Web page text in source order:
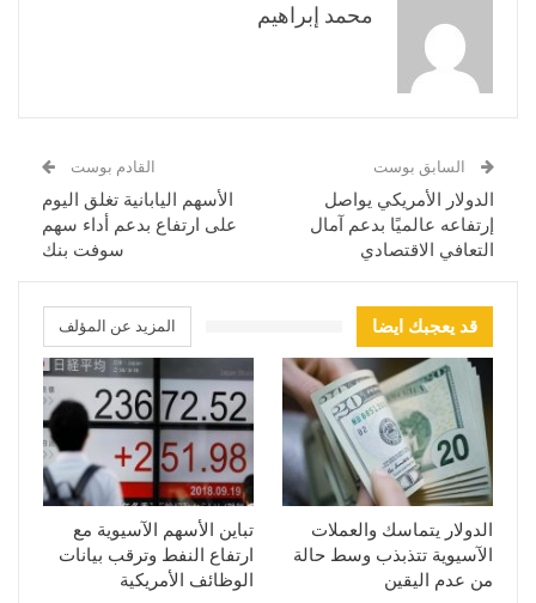
محمد إبراهيم
السابق بوست
الدولار الأمريكي يواصل
إرتفاعه عالميًا بدعم آمال
التعافي الاقتصادي
القادم بوست
الأسهم اليابانية تغلق اليوم
على ارتفاع بدعم أداء سهم
سوفت بنك
قد يعجبك ايضا المزيد عن المؤلف
الدولار يتماسك والعملات
الآسيوية تتذبذب وسط حالة
من عدم اليقين
تباين الأسهم الآسيوية مع
ارتفاع النفط وترقب بيانات
الوظائف الأمريكية